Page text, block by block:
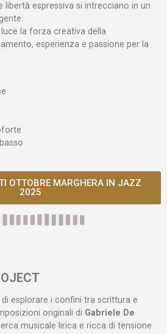
libertà espressiva si intrecciano in un
la forza creativa della
esperienza e passione per la
OTTOBRE MARGHERA IN JAZZ
2025
esplorare i confini tra scrittura e
originali di Gabriele De
musicale lirica e ricca di tensione